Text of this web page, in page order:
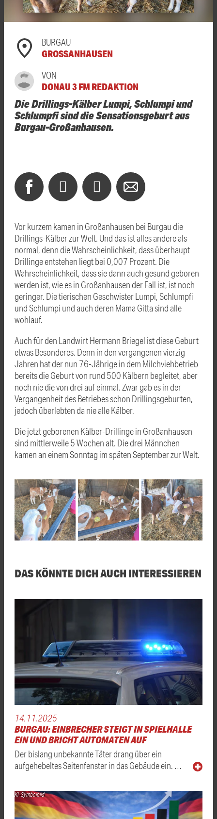
BURGAU
GROSSANHAUSEN
VON
DONAU 3 FM REDAKTION
Die Drillings-Kälber Lumpi, Schlumpi und
Schlumpfi sind die Sensationsgeburt aus
Burgau-Großanhausen.
Vor kurzem kamen in Großanhausen bei Burgau die
Drillings-Kälber zur Welt. Und das ist alles andere als
normal, denn die Wahrscheinlichkeit, dass überhaupt
Drillinge entstehen liegt bei 0,007 Prozent. Die
Wahrscheinlichkeit, dass sie dann auch gesund geboren
werden ist, wie es in Großanhausen der Fall ist, ist noch
geringer. Die tierischen Geschwister Lumpi, Schlumpfi
und Schlumpi und auch deren Mama Gitta sind alle
wohlauf.
Auch für den Landwirt Hermann Briegel ist diese Geburt
etwas Besonderes. Denn in den vergangenen vierzig
Jahren hat der nun 76-Jährige in dem Milchviehbetrieb
bereits die Geburt von rund 500 Kälbern begleitet, aber
noch nie die von drei auf einmal. Zwar gab es in der
Vergangenheit des Betriebes schon Drillingsgeburten,
jedoch überlebten da nie alle Kälber.
Die jetzt geborenen Kälber-Drillinge in Großanhausen
sind mittlerweile 5 Wochen alt. Die drei Männchen
kamen an einem Sonntag im späten September zur Welt.
DAS KÖNNTE DICH AUCH INTERESSIEREN
14.11.2025
BURGAU: EINBRECHER STEIGT IN SPIELHALLE
EIN UND BRICHT AUTOMATEN AUF
Der bislang unbekannte Täter drang über ein
aufgehebeltes Seitenfenster in das Gebäude ein. …
KI-Symbolbild